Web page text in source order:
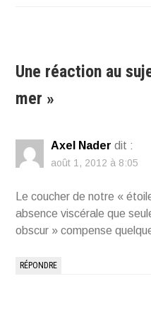
Une réaction au
mer »
Axel Nader dit :
août 1, 2012 à 8:05
Le coucher de notre «
absence viscérale que
obscur » compense
RÉPONDRE